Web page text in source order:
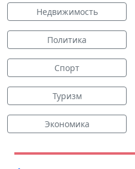
Недвижимость
Политика
Спорт
Туризм
Экономика